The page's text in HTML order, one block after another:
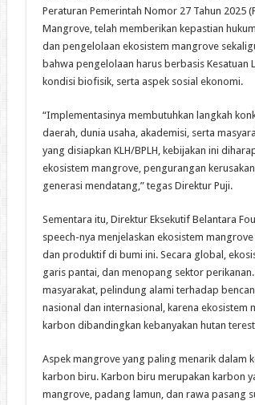
Peraturan Pemerintah Nomor 27 Tahun 2025
Mangrove, telah memberikan kepastian
dan pengelolaan ekosistem mangrove
bahwa pengelolaan harus berbasis
kondisi biofisik, serta aspek sosial ekonomi.
“Implementasinya membutuhkan langkah
daerah, dunia usaha, akademisi, serta
yang disiapkan KLH/BPLH, kebijakan ini
ekosistem mangrove, pengurangan
generasi mendatang,” tegas Direktur Puji.
Sementara itu, Direktur Eksekutif Belantara
speech-nya menjelaskan ekosistem
dan produktif di bumi ini. Secara global,
garis pantai, dan menopang sektor
masyarakat, pelindung alami terhadap
nasional dan internasional, karena
karbon dibandingkan kebanyakan hutan
Aspek mangrove yang paling menarik dalam
karbon biru. Karbon biru merupakan karbon
mangrove, padang lamun, dan rawa pasang